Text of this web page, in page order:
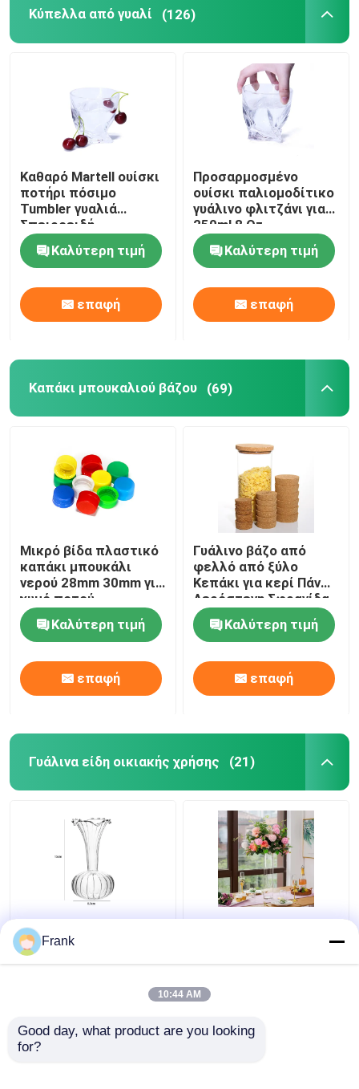
Κύπελλα από γυαλί (126)
Καθαρό Martell ουίσκι
ποτήρι πόσιμο
Tumbler γυαλιά
Σπειροειδή
κυματισμό
Καλύτερη τιμή
επαφή
Προσαρμοσμένο
ουίσκι παλιομοδίτικο
γυάλινο φλιτζάνι για
250ml 8 Oz
Καλύτερη τιμή
επαφή
Καπάκι μπουκαλιού βάζου (69)
Μικρό βίδα πλαστικό
καπάκι μπουκάλι
νερού 28mm 30mm για
χυμό ποτού
Καλύτερη τιμή
επαφή
Γυάλινο βάζο από
φελλό από ξύλο
Κεπάκι για κερί Πάνω
Αερόστεγη Σφραγίδα
Καλύτερη τιμή
επαφή
Γυάλινα είδη οικιακής χρήσης (21)
Ευρωπαίο Art Deco
Design Διαφανές
Γυάλινο Βάζο
Υδροπονικό κύλινδρο
Διαυγές γυάλινο βάζο
Frank
10:44 AM
Good day, what product are you looking
for?